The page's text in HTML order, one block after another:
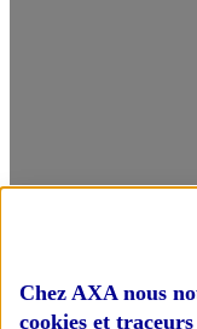
Accueil
Chez AXA nous
cookies et traceurs